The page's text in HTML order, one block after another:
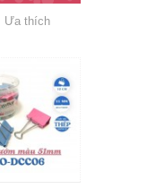
Ưa thích